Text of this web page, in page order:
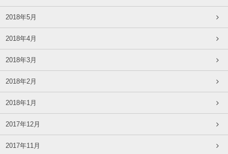
2018年5月
2018年4月
2018年3月
2018年2月
2018年1月
2017年12月
2017年11月